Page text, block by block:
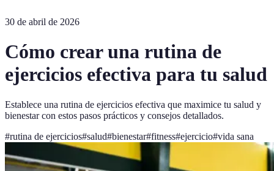
30 de abril de 2026
Cómo crear una rutina de
ejercicios efectiva para tu salud
Establece una rutina de ejercicios efectiva que maximice tu salud y
bienestar con estos pasos prácticos y consejos detallados.
#rutina de ejercicios#salud#bienestar#fitness#ejercicio#vida sana